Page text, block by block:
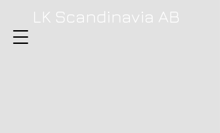
LK Scandinavia AB